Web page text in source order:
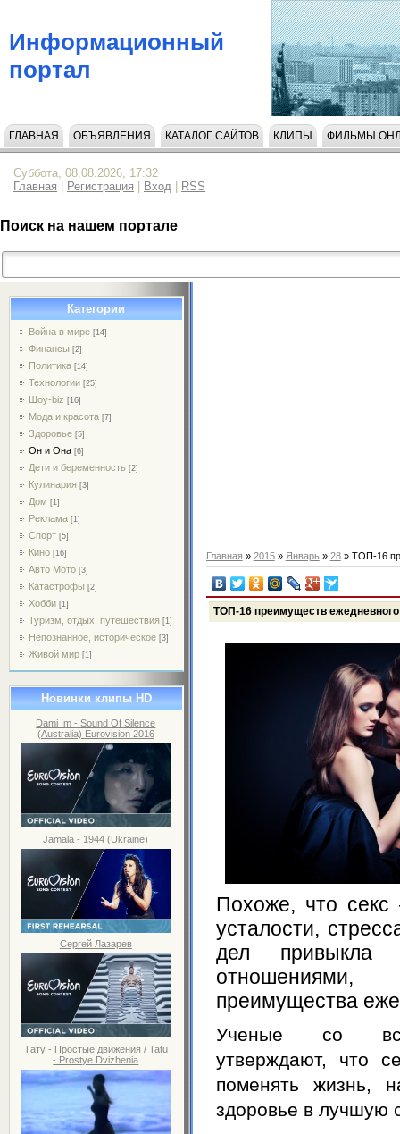
Информационный
портал
ГЛАВНАЯ ОБЪЯВЛЕНИЯ КАТАЛОГ САЙТОВ КЛИПЫ ФИЛЬМЫ
Суббота, 08.08.2026, 17:32
Главная
Регистрация Вход RSS
Поиск на нашем портале
Категории
Война в мире [14]
Финансы [2]
Политика [14]
Технологии [25]
Шоу-biz [16]
Мода и красота [7]
Здоровье [5]
Он и Она [6]
Дети и беременность [2]
Кулинария [3]
Дом [1]
Реклама [1]
Спорт [5]
Кино [16]
Авто Мото [3]
Катастрофы [2]
Хобби [1]
Туризм, отдых, путешествия [1]
Непознанное, историческое [3]
Живой мир [1]
Новинки клипы HD
Dami Im - Sound Of Silence
(Australia) Eurovision 2016
Jamala - 1944 (Ukraine)
Сергей Лазарев
Тату - Простые движения / Tatu
- Prostye Dvizhenia
Главная » 2015 » Январь » 28» ТОП-16
ТОП-16 преимуществ ежедневного
Похоже, что
усталости,
дел привыкла
отношениями,
преимущества
Ученые со
утверждают, что
поменять жизнь,
здоровье в лучшую